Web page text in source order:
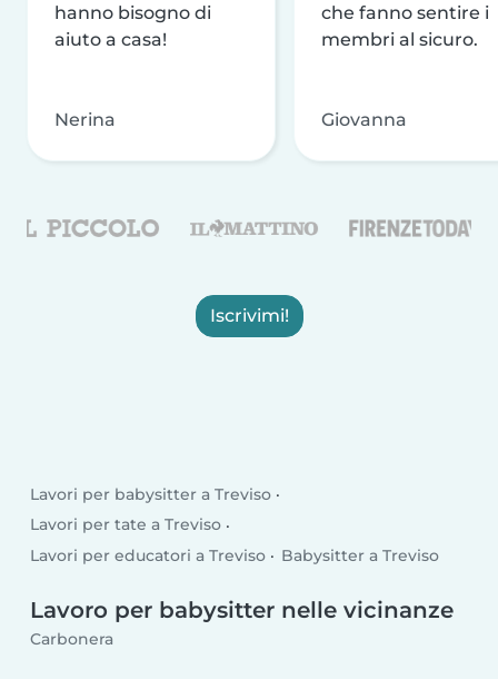
hanno bisogno di
aiuto a casa!
Nerina
che fanno sentire i
membri al sicuro.
Giovanna
Iscrivimi!
Lavori per babysitter a Treviso
Lavori per tate a Treviso
Lavori per educatori a Treviso
Babysitter a Treviso
Lavoro per babysitter nelle vicinanze
Carbonera